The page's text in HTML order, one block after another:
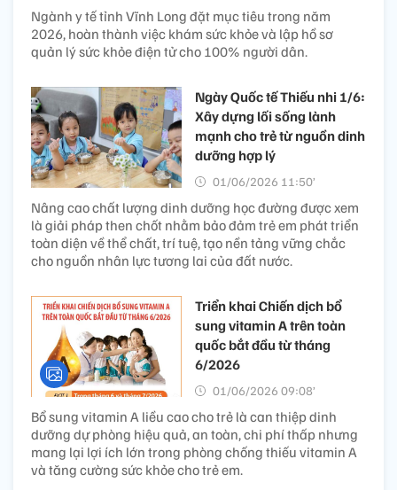
Ngành y tế tỉnh Vĩnh Long đặt mục tiêu trong năm
2026, hoàn thành việc khám sức khỏe và lập hồ sơ
quản lý sức khỏe điện tử cho 100% người dân.
Ngày Quốc tế Thiếu nhi 1/6:
Xây dựng lối sống lành
mạnh cho trẻ từ nguồn dinh
dưỡng hợp lý
01/06/2026 11:50’
Nâng cao chất lượng dinh dưỡng học đường được xem
là giải pháp then chốt nhằm bảo đảm trẻ em phát triển
toàn diện về thể chất, trí tuệ, tạo nền tảng vững chắc
cho nguồn nhân lực tương lai của đất nước.
Triển khai Chiến dịch bổ
sung vitamin A trên toàn
quốc bắt đầu từ tháng
6/2026
01/06/2026 09:08’
Bổ sung vitamin A liều cao cho trẻ là can thiệp dinh
dưỡng dự phòng hiệu quả, an toàn, chi phí thấp nhưng
mang lại lợi ích lớn trong phòng chống thiếu vitamin A
và tăng cường sức khỏe cho trẻ em.